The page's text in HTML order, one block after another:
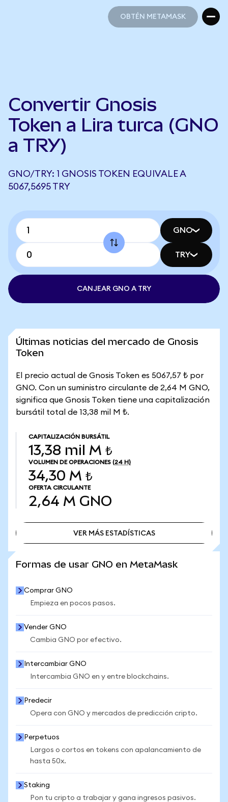
OBTÉN METAMASK
Convertir Gnosis
Token a Lira turca (GNO
a TRY)
GNO/TRY: 1 GNOSIS TOKEN EQUIVALE A
5067,5695 TRY
GNO
TRY
CANJEAR GNO A TRY
Últimas noticias del mercado de Gnosis
Token
El precio actual de Gnosis Token es 5067,57 ₺ por
GNO. Con un suministro circulante de 2,64 M GNO,
significa que Gnosis Token tiene una capitalización
bursátil total de 13,38 mil M ₺.
CAPITALIZACIÓN BURSÁTIL
13,38 mil M ₺
VOLUMEN DE OPERACIONES (24 H)
34,30 M ₺
OFERTA CIRCULANTE
2,64 M GNO
VER MÁS ESTADÍSTICAS
Formas de usar GNO en MetaMask
Comprar GNO
Empieza en pocos pasos.
Vender GNO
Cambia GNO por efectivo.
Intercambiar GNO
Intercambia GNO en y entre blockchains.
Predecir
Opera con GNO y mercados de predicción cripto.
Perpetuos
Largos o cortos en tokens con apalancamiento de
hasta 50x.
Staking
Pon tu cripto a trabajar y gana ingresos pasivos.